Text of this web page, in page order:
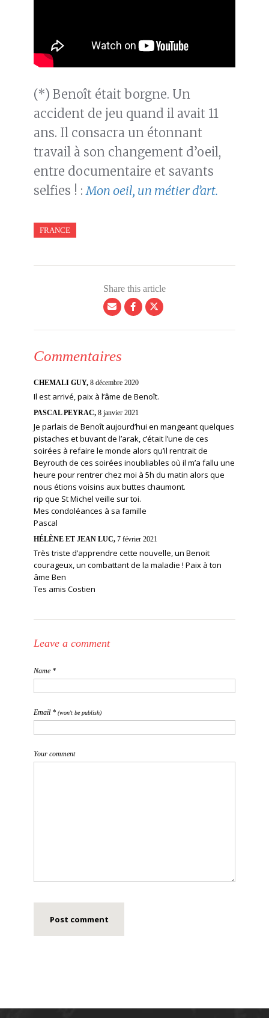
(*) Benoît était borgne. Un
accident de jeu quand il avait 11
ans. Il consacra un étonnant
travail à son changement d’oeil,
entre documentaire et savants
selfies ! : Mon oeil, un métier d’art.
FRANCE
Share this article
Commentaires
CHEMALI GUY, 8 décembre 2020
Il est arrivé, paix à l’âme de Benoît.
PASCAL PEYRAC, 8 janvier 2021
Je parlais de Benoît aujourd’hui en mangeant quelques
pistaches et buvant de l’arak, c’était l’une de ces
soirées à refaire le monde alors qu’il rentrait de
Beyrouth de ces soirées inoubliables où il m’a fallu une
heure pour rentrer chez moi à 5h du matin alors que
nous étions voisins aux buttes chaumont.
rip que St Michel veille sur toi.
Mes condoléances à sa famille
Pascal
HÉLÈNE ET JEAN LUC, 7 février 2021
Très triste d’apprendre cette nouvelle, un Benoit
courageux, un combattant de la maladie ! Paix à ton
âme Ben
Tes amis Costien
Leave a comment
Name *
Email * (won't be publish)
Your comment